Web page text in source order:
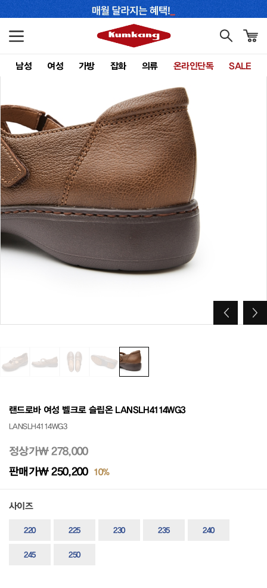
남성 여성 가방 잡화 의류 온라인단독 SALE
랜드로바 여성 벨크로 슬립온 LANSLH4114WG3
LANSLH4114WG3
정상가₩ 278,000
판매가₩ 250,200 10%
사이즈
220 225 230 235 240
245 250